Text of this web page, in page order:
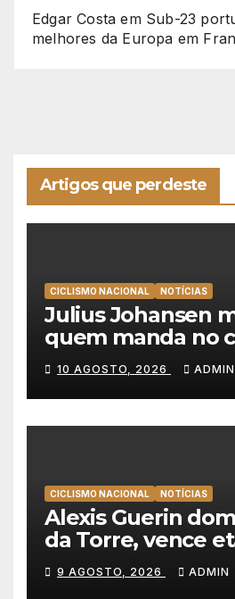
Edgar Costa em Sub-23
melhores da Europa em
Artigos que perdeste
CICLISMO NACIONAL NOTÍCIAS
Julius Johansen
quem manda no
relógio e vence
Guerin segura
Volta a Portugal
10 AGOSTO, 2026 ADMIN
CICLISMO NACIONAL NOTÍCIAS
Alexis Guerin
da Torre, vence
novo líder da Volta
Portugal 2026!
9 AGOSTO, 2026 ADMIN